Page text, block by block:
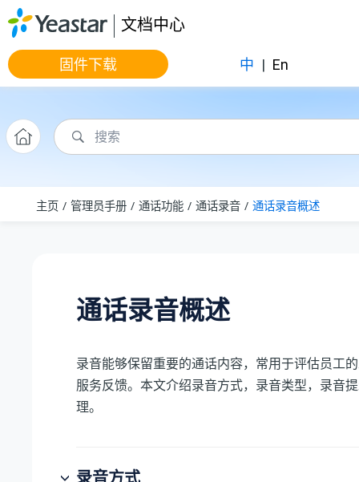
跳转到主要内容
文档中心
固件下载 中 | En
主页 管理员手册 通话功能 通话录音 通话录音概述
通话录音概述
录音能够保留重要的通话内容，常用于评估员工
服务反馈。本文介绍录音方式，录音类型，录音
理。